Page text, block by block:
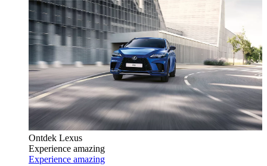
Ontdek Lexus
Experience amazing
Experience amazing